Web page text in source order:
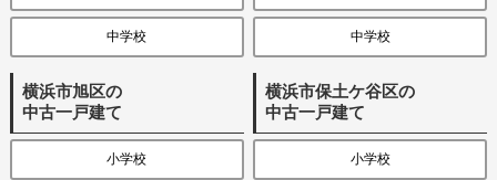
中学校 中学校
横浜市旭区の
中古一戸建て
小学校
横浜市保土ケ谷区の
中古一戸建て
小学校